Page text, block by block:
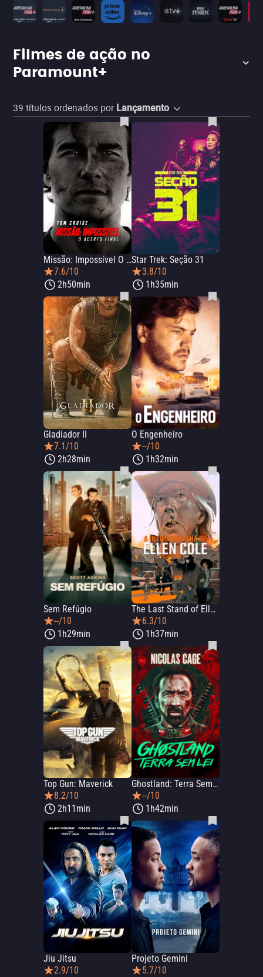
Filmes de ação no
Paramount+
39 títulos ordenados por Lançamento
Missão: Impossível O Acerto Final
7.6/10
2h50min
Star Trek: Seção 31
3.8/10
1h35min
Gladiador II
7.1/10
2h28min
O Engenheiro
--/10
1h32min
Sem Refúgio
--/10
1h29min
The Last Stand of Ellen Cole
6.3/10
1h37min
Top Gun: Maverick
8.2/10
2h11min
Ghostland: Terra Sem Lei
--/10
1h42min
Jiu Jitsu
2.9/10
Projeto Gemini
5.7/10